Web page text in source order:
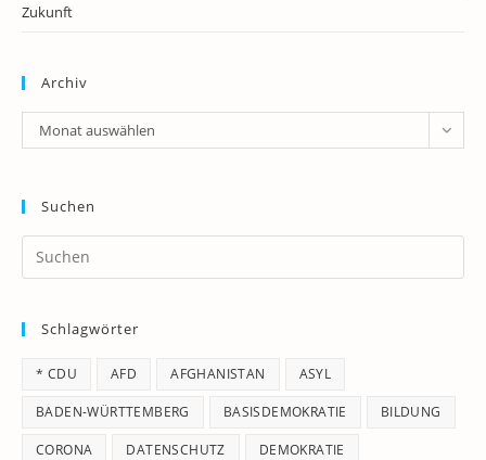
Zukunft
Archiv
Archiv
Monat auswählen
Suchen
Schlagwörter
* CDU AFD AFGHANISTAN ASYL
BADEN-WÜRTTEMBERG BASISDEMOKRATIE BILDUNG
CORONA DATENSCHUTZ DEMOKRATIE